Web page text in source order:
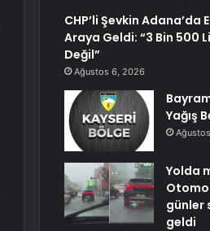
CHP’li Şevkin Adana’da
Araya Geldi: “3 Bin 500
Değil”
Ağustos 6, 2026
Yağış
Yolda
günler
geldi